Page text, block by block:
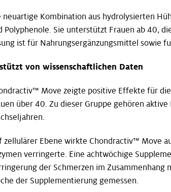
neuartige Kombination aus hydrolysierten
Polyphenole. Sie unterstützt Frauen ab 40,
ist für Nahrungsergänzungsmittel sowie
von wissenschaftlichen Daten
Move zeigte positive Effekte für
über 40. Zu dieser Gruppe gehören
zellulärer Ebene wirkte Chondractiv™ Move
verringerte. Eine achtwöchige
der Schmerzen im
der Supplementierung gemessen.